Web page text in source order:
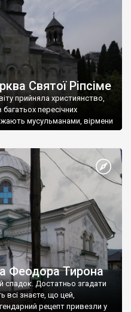
Святої Ріпсіме
прийняла християнство,
пересічних
мусульманами, вірмени
Феодора Тирона
спадок. Достатньо згадати
всі знаєте, що цей,
рецепт привезли у